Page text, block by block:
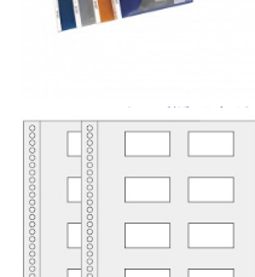
Godex 兩孔D型透明文件
夾, A4, 25mm
比較